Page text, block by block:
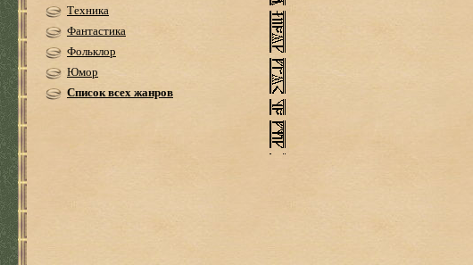
Техника
Фантастика
Фольклор
Юмор
Список всех жанров